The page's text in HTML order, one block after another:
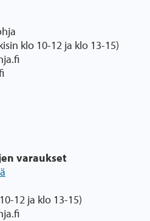
klo 10-12 ja klo 13-15)
varaukset
12 ja klo 13-15)